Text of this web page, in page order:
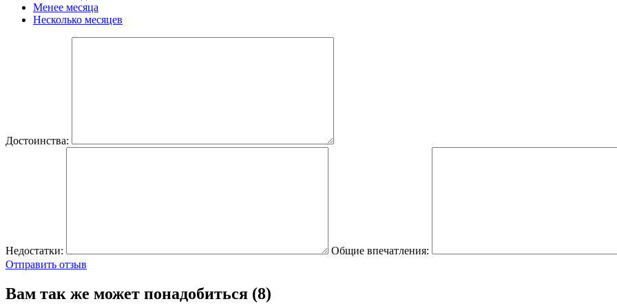
Менее месяца
Несколько месяцев
Достоинства:
Недостатки: Общие впечатления:
Отправить отзыв
Вам так же может понадобиться (8)